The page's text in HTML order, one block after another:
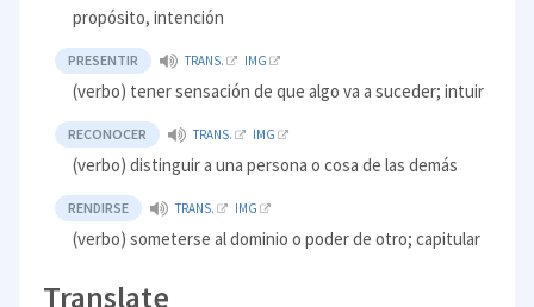
propósito, intención
PRESENTIR TRANS. IMG
(verbo) tener sensación de que algo va a suceder; intuir
RECONOCER TRANS. IMG
(verbo) distinguir a una persona o cosa de las demás
RENDIRSE TRANS. IMG
(verbo) someterse al dominio o poder de otro; capitular
Translate